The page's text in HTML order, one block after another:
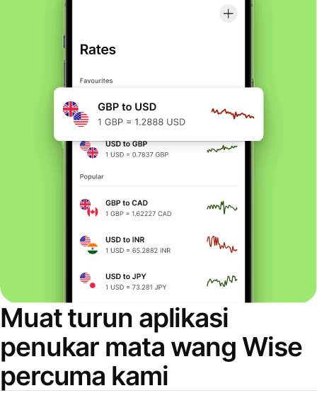
Muat turun aplikasi
penukar mata wang Wise
percuma kami